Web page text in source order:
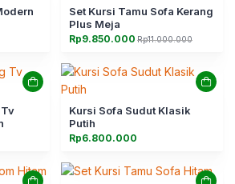
Set Kursi Tamu Sofa Kerang
Plus Meja
Rp11.000.000
Harga
adalah:
Rp11.000.000.
Rp9.850.000
Harga
ini
adalah:
Kursi Sofa Sudut Klasik
Putih
Rp6.800.000